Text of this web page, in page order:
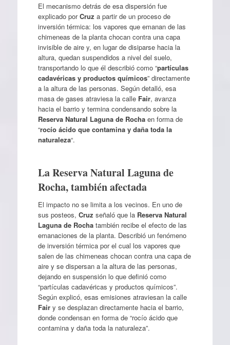
El mecanismo detrás de esa dispersión fue
explicado porCruz a partir de un proceso de
inversión térmica: los vapores que emanan de las
chimeneas de la planta chocan contra una capa
invisible de aire y, en lugar de disiparse hacia la
altura, quedan suspendidos a nivel del suelo,
transportando lo que él describió como “partículas
cadavéricas y productos químicos” directamente
a la altura de las personas. Según detalló, esa
masa de gases atraviesa la calle Fair, avanza
hacia el barrio y termina condensando sobre la
Reserva Natural Laguna de Rochaen forma de
“rocío ácido que contamina y daña toda la
naturaleza“.
La Reserva Natural Laguna de
Rocha, también afectada
El impacto no se limita a los vecinos. En uno de
sus posteos, Cruz señaló que la Reserva Natural
Laguna de Rochatambién recibe el efecto de las
emanaciones de la planta. Describió un fenómeno
de inversión térmica por el cual los vapores que
salen de las chimeneas chocan contra una capa de
aire y se dispersan a la altura de las personas,
dejando en suspensión lo que definió como
“partículas cadavéricas y productos químicos”.
Según explicó, esas emisiones atraviesan la calle
Fairy se desplazan directamente hacia el barrio,
donde condensan en forma de “rocío ácido que
contamina y daña toda la naturaleza”.